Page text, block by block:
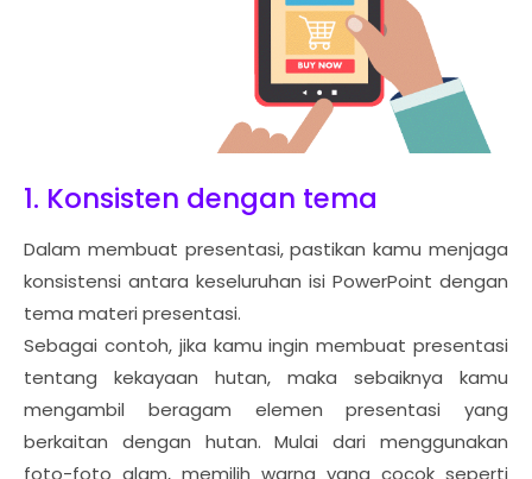
1. Konsisten dengan tema
Dalam membuat presentasi, pastikan kamu menjaga
konsistensi antara keseluruhan isi PowerPoint dengan
tema materi presentasi.
Sebagai contoh, jika kamu ingin membuat presentasi
tentang kekayaan hutan, maka sebaiknya kamu
mengambil beragam elemen presentasi yang
berkaitan dengan hutan. Mulai dari menggunakan
foto-foto alam, memilih warna yang cocok seperti